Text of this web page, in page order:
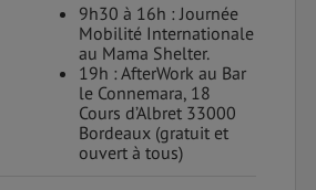
9h30 à 16h : Journée
Mobilité Internationale
au Mama Shelter.
19h : AfterWork au Bar
le Connemara, 18
Cours d’Albret 33000
Bordeaux (gratuit et
ouvert à tous)